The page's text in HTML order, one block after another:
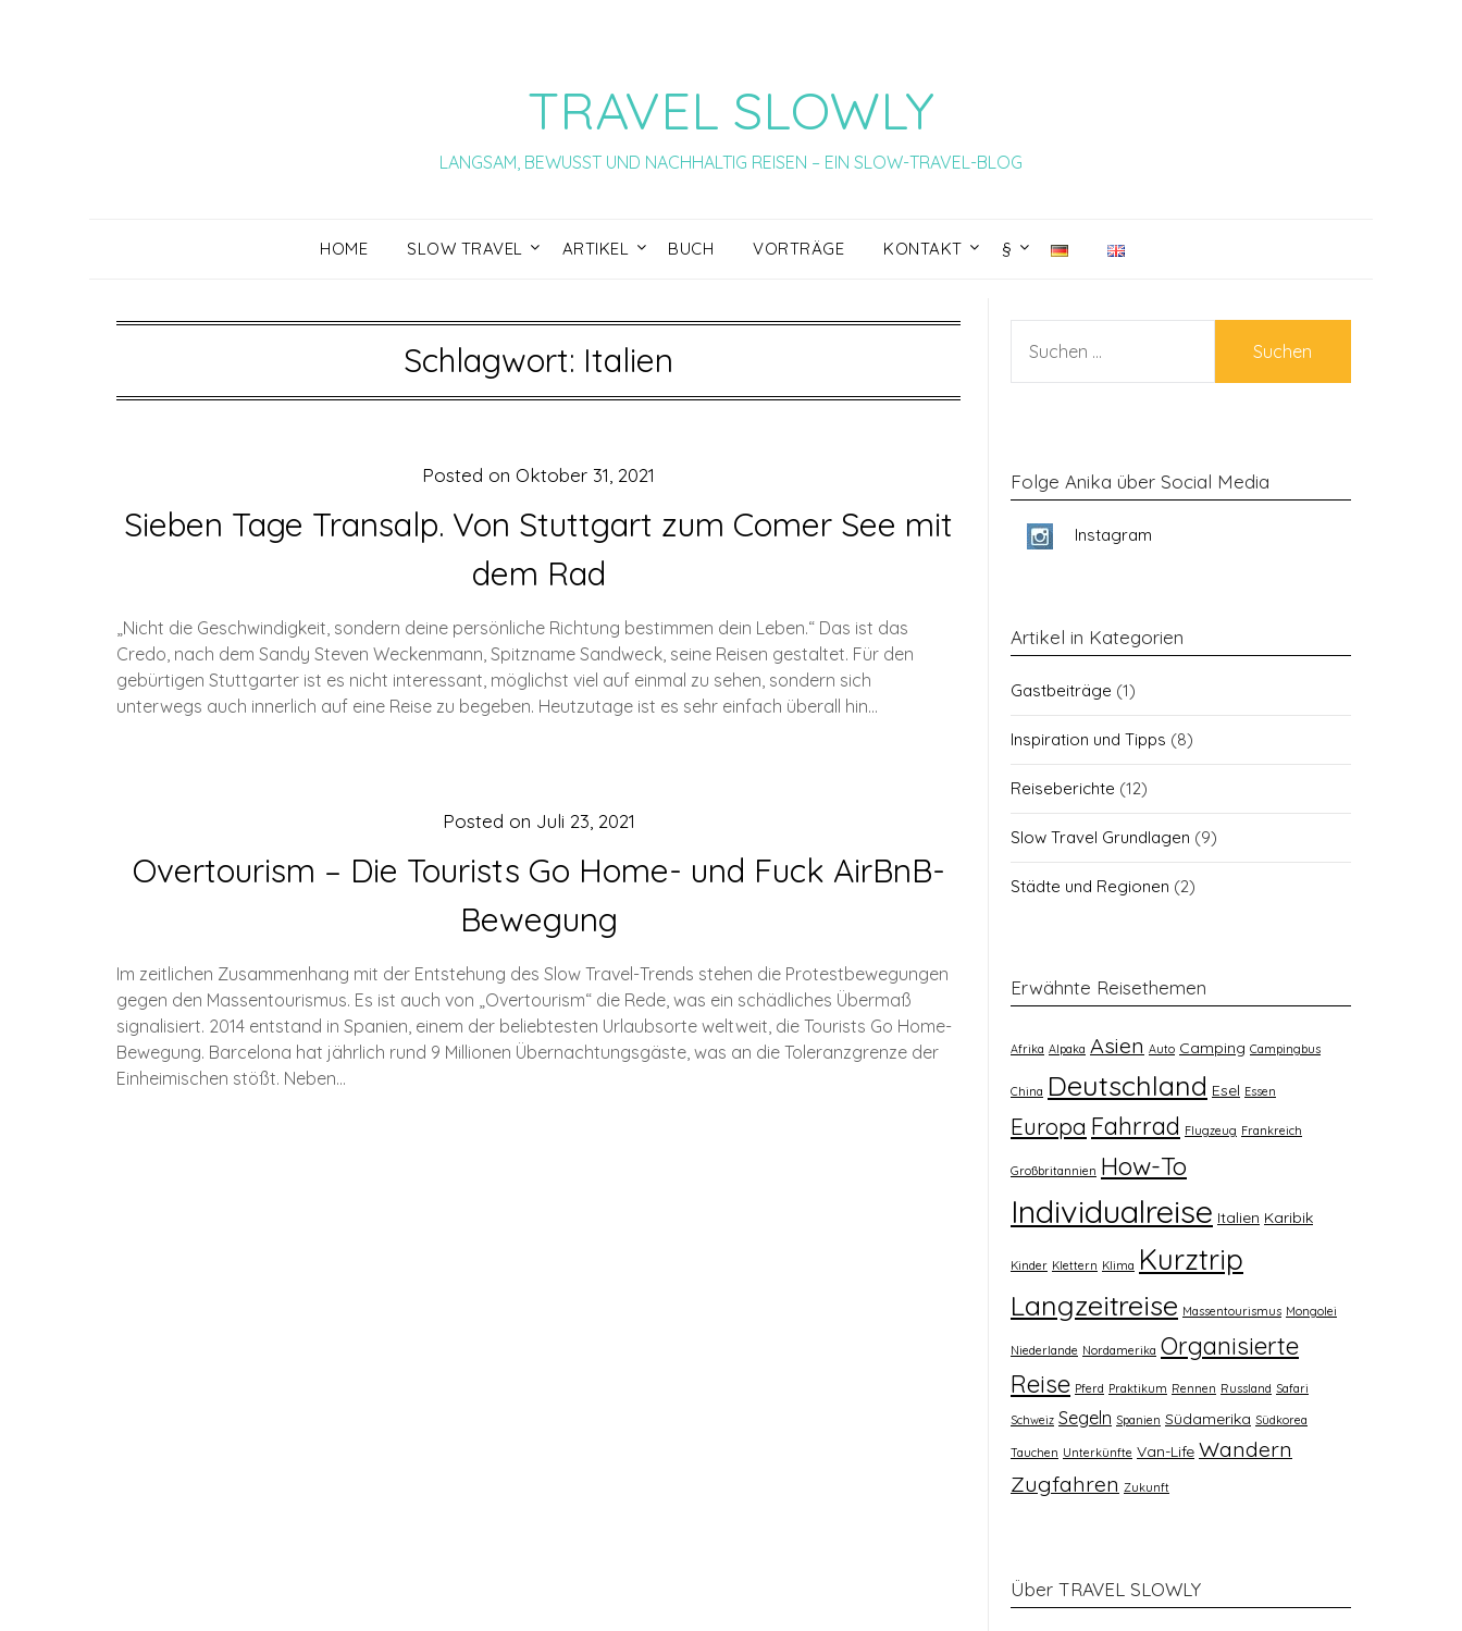
TRAVEL SLOWLY
LANGSAM, BEWUSST UND NACHHALTIG REISEN – EIN SLOW-TRAVEL-BLOG
HOME SLOW TRAVEL ARTIKEL BUCH VORTRÄGE KONTAKT §
Schlagwort: Italien
Sieben Tage Transalp. Von Stuttgart zum Comer See mit
dem Rad
Posted on Oktober 31, 2021
„Nicht die Geschwindigkeit, sondern deine persönliche Richtung bestimmen dein Leben.“ Das ist das
Credo, nach dem Sandy Steven Weckenmann, Spitzname Sandweck, seine Reisen gestaltet. Für den
gebürtigen Stuttgarter ist es nicht interessant, möglichst viel auf einmal zu sehen, sondern sich
unterwegs auch innerlich auf eine Reise zu begeben. Heutzutage ist es sehr einfach überall hin…
Overtourism – Die Tourists Go Home- und Fuck AirBnB-
Bewegung
Posted on Juli 23, 2021
Im zeitlichen Zusammenhang mit der Entstehung des Slow Travel-Trends stehen die Protestbewegungen
gegen den Massentourismus. Es ist auch von „Overtourism“ die Rede, was ein schädliches Übermaß
signalisiert. 2014 entstand in Spanien, einem der beliebtesten Urlaubsorte weltweit, die Tourists Go Home-
Bewegung. Barcelona hat jährlich rund 9 Millionen Übernachtungsgäste, was an die Toleranzgrenze der
Einheimischen stößt. Neben…
NACH:
Folge Anika über Social Media
Instagram
Artikel in Kategorien
Gastbeiträge (1)
Inspiration und Tipps (8)
Reiseberichte (12)
Slow Travel Grundlagen (9)
Städte und Regionen (2)
Erwähnte Reisethemen
Afrika Alpaka Asien Auto Camping Campingbus
China Deutschland Esel Essen
Europa Fahrrad Flugzeug Frankreich
Großbritannien How-To
Individualreise Italien Karibik
Kinder Klettern Klima Kurztrip
Langzeitreise Massentourismus Mongolei
Niederlande Nordamerika Organisierte
Reise Pferd Praktikum Rennen Russland Safari
Schweiz Segeln Spanien Südamerika Südkorea
Tauchen Unterkünfte Van-Life Wandern
Zugfahren Zukunft
Über TRAVEL SLOWLY